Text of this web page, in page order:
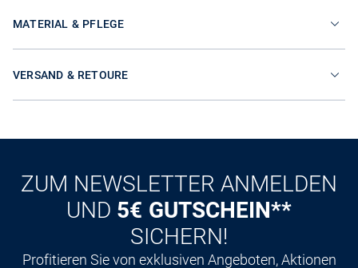
MATERIAL & PFLEGE
VERSAND & RETOURE
ZUM NEWSLETTER ANMELDEN
UND 5€ GUTSCHEIN**
SICHERN!
Profitieren Sie von exklusiven Angeboten, Aktionen